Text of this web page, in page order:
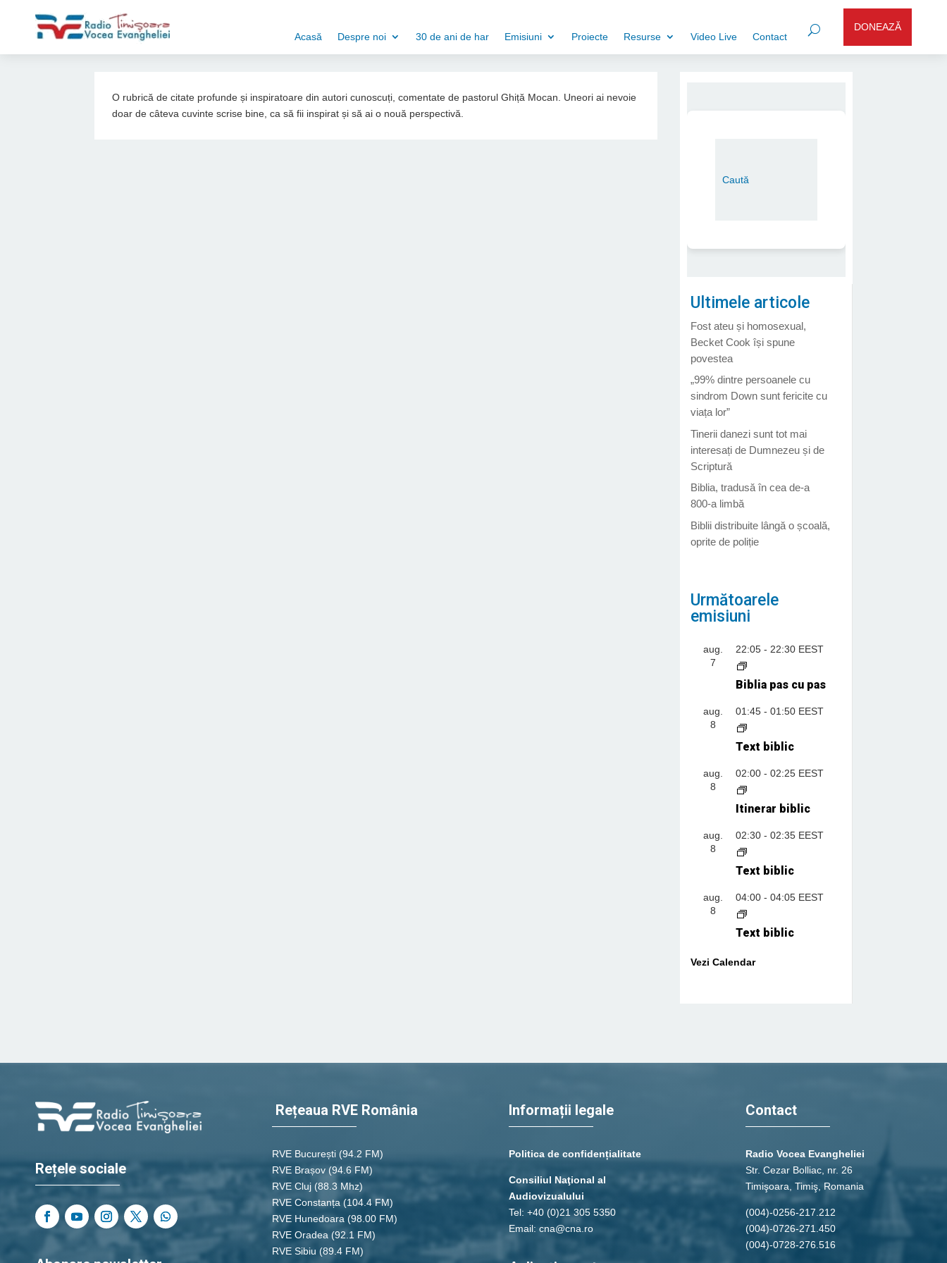
Acasă Despre noi 30 de ani de har Emisiuni Proiecte Resurse Video Live Contact
DONEAZĂ
O rubrică de citate profunde și inspiratoare din autori cunoscuți, comentate de pastorul Ghiță Mocan. Uneori ai nevoie
doar de câteva cuvinte scrise bine, ca să fii inspirat și să ai o nouă perspectivă.
Ultimele articole
Fost ateu și homosexual,
Becket Cook își spune
povestea
„99% dintre persoanele cu
sindrom Down sunt fericite cu
viața lor”
Tinerii danezi sunt tot mai
interesați de Dumnezeu și de
Scriptură
Biblia, tradusă în cea de-a
800-a limbă
Biblii distribuite lângă o școală,
oprite de poliție
Următoarele
emisiuni
aug.
7
22:05- 22:30 EEST
Biblia pas cu pas
aug.
8
01:45- 01:50 EEST
Text biblic
aug.
8
02:00- 02:25 EEST
Itinerar biblic
aug.
8
02:30- 02:35 EEST
Text biblic
aug.
8
04:00- 04:05 EEST
Text biblic
Vezi Calendar
Rețele sociale
Rețeaua RVE România
RVE București (94.2 FM)
RVE Brașov (94.6 FM)
RVE Cluj (88.3 Mhz)
RVE Constanța (104.4 FM)
RVE Hunedoara (98.00 FM)
RVE Oradea (92.1 FM)
RVE Sibiu (89.4 FM)
Informații legale
Politica de confidențialitate
Consiliul Naţional al
Audiovizualului
Tel: +40 (0)21 305 5350
Email: cna@cna.ro
Contact
Radio Vocea Evangheliei
Str. Cezar Bolliac, nr. 26
Timişoara, Timiş, Romania
(004)-0256-217.212
(004)-0726-271.450
(004)-0728-276.516